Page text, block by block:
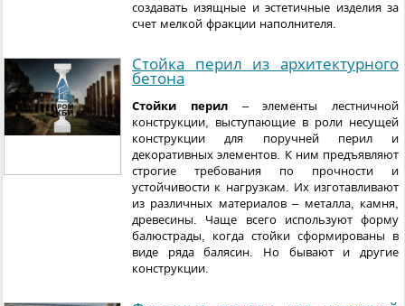
создавать изящные и эстетичные изделия за
счет мелкой фракции наполнителя.
Стойка перил из архитектурного
бетона
Стойки перил– элементы лестничной
конструкции, выступающие в роли несущей
конструкции для поручней перил и
декоративных элементов. К ним предъявляют
строгие требования по прочности и
устойчивости к нагрузкам. Их изготавливают
из различных материалов – металла, камня,
древесины. Чаще всего используют форму
балюстрады, когда стойки сформированы в
виде ряда балясин. Но бывают и другие
конструкции.